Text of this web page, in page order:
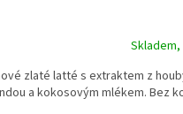
zlaté latté s extraktem z
a kokosovým mlékem. Bez